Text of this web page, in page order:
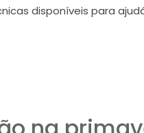
disponíveis para